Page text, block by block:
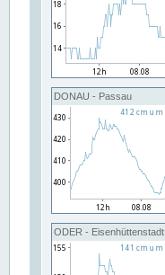
DONAU - Passau
ODER - Eisenhüttenstadt